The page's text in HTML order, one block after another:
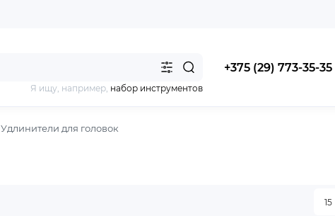
+375 (29) 773-35-35
Я ищу, например, набор инструментов
Удлинители для головок
15